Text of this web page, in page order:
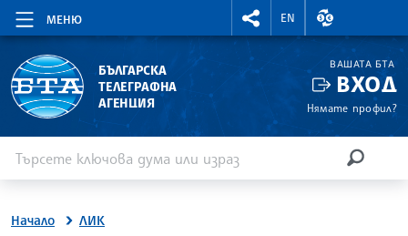
МЕНЮ
RIGHTMENU.SOCIAL
EN
ВАЛУТНИ
БЪЛГАРСКА
ТЕЛЕГРАФНА
АГЕНЦИЯ
ВАШАТА БТА
ВХОД
Нямате профил?
Начало ЛИК